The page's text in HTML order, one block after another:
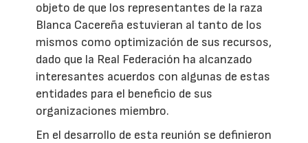
objeto de que los representantes de la raza
Blanca Cacereña estuvieran al tanto de los
mismos como optimización de sus recursos,
dado que la Real Federación ha alcanzado
interesantes acuerdos con algunas de estas
entidades para el beneficio de sus
organizaciones miembro.
En el desarrollo de esta reunión se definieron